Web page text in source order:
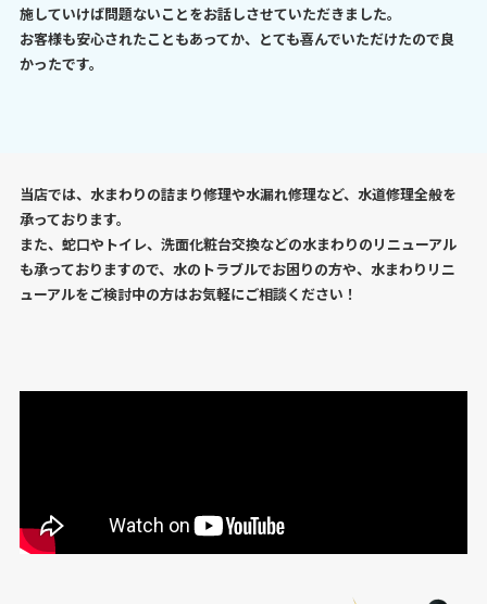
施していけば問題ないことをお話しさせていただきました。
お客様も安心されたこともあってか、とても喜んでいただけたので良
かったです。
当店では、水まわりの詰まり修理や水漏れ修理など、水道修理全般を
承っております。
また、蛇口やトイレ、洗面化粧台交換などの水まわりのリニューアル
も承っておりますので、水のトラブルでお困りの方や、水まわりリニ
ューアルをご検討中の方はお気軽にご相談ください！